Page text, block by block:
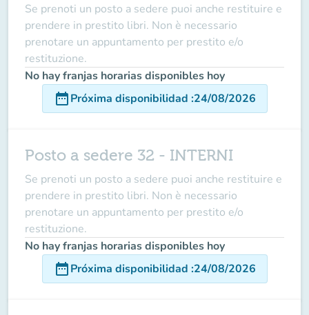
Se prenoti un posto a sedere puoi anche restituire e
prendere in prestito libri. Non è necessario
prenotare un appuntamento per prestito e/o
restituzione.
No hay franjas horarias disponibles hoy
date_rangePróxima disponibilidad :24/08/2026
Posto a sedere 32 - INTERNI
Se prenoti un posto a sedere puoi anche restituire e
prendere in prestito libri. Non è necessario
prenotare un appuntamento per prestito e/o
restituzione.
No hay franjas horarias disponibles hoy
date_rangePróxima disponibilidad :24/08/2026